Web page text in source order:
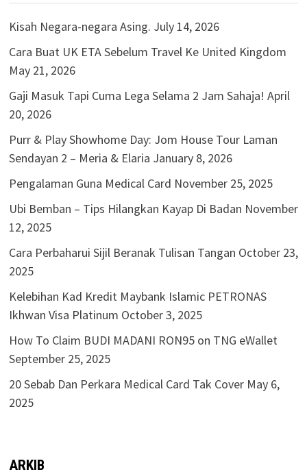
Kisah Negara-negara Asing. July 14, 2026
Cara Buat UK ETA Sebelum Travel Ke United Kingdom
May 21, 2026
Gaji Masuk Tapi Cuma Lega Selama 2 Jam Sahaja! April
20, 2026
Purr & Play Showhome Day: Jom House Tour Laman
Sendayan 2 – Meria & Elaria January 8, 2026
Pengalaman Guna Medical Card November 25, 2025
Ubi Bemban – Tips Hilangkan Kayap Di Badan November
12, 2025
Cara Perbaharui Sijil Beranak Tulisan Tangan October 23,
2025
Kelebihan Kad Kredit Maybank Islamic PETRONAS
Ikhwan Visa Platinum October 3, 2025
How To Claim BUDI MADANI RON95 on TNG eWallet
September 25, 2025
20 Sebab Dan Perkara Medical Card Tak Cover May 6,
2025
ARKIB